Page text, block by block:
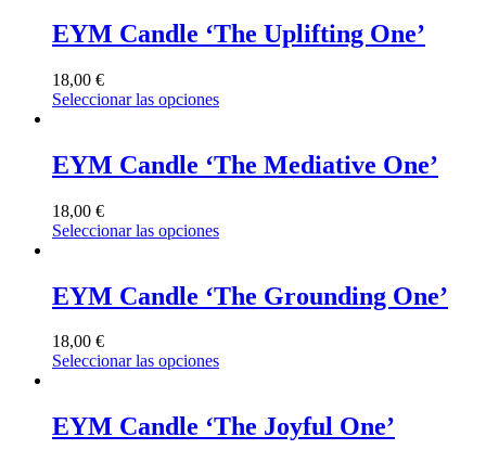
EYM Candle ‘The Uplifting One’
18,00 €
Seleccionar las opciones
EYM Candle ‘The Mediative One’
18,00 €
Seleccionar las opciones
EYM Candle ‘The Grounding One’
18,00 €
Seleccionar las opciones
EYM Candle ‘The Joyful One’